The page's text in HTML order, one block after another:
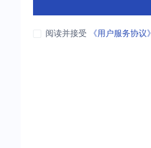
阅读并接受 《用户服务协议》